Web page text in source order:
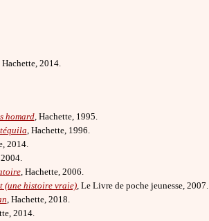
Hachette, 2014.
homard, Hachette, 1995.
, Hachette, 1996.
2014.
, Hachette, 2006.
(une histoire vraie), Le Livre de poche jeunesse, 2007.
, Hachette, 2018.
2014.